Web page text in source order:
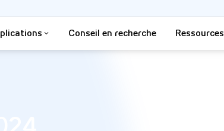
Conseil en recherche Ressources